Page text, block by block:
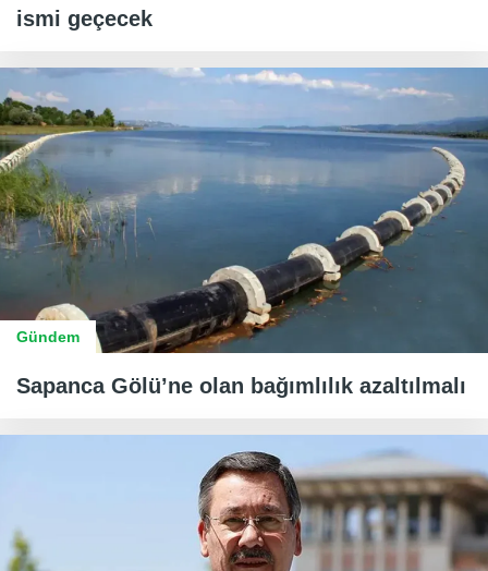
ismi geçecek
Gündem
Sapanca Gölü’ne olan bağımlılık azaltılmalı